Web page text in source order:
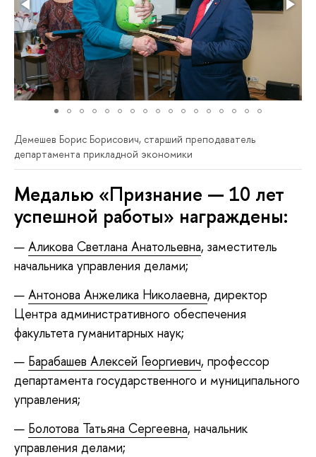
Демешев Борис Борисович, старший преподаватель
департамента прикладной экономики
Медалью «Признание — 10 лет
успешной работы» награждены:
Аликова Светлана Анатольевна, заместитель
начальника управления делами;
Антонова Анжелика Николаевна, директор
Центра административного обеспечения
факультета гуманитарных наук;
Барабашев Алексей Георгиевич, профессор
департамента государственного и муниципального
управления;
Болотова Татьяна Сергеевна, начальник
управления делами;